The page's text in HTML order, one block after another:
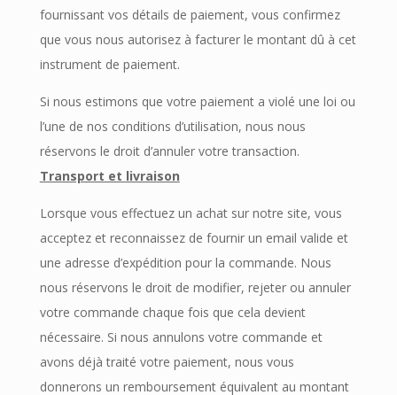
fournissant vos détails de paiement, vous confirmez
que vous nous autorisez à facturer le montant dû à cet
instrument de paiement.
Si nous estimons que votre paiement a violé une loi ou
l’une de nos conditions d’utilisation, nous nous
réservons le droit d’annuler votre transaction.
Transport et livraison
Lorsque vous effectuez un achat sur notre site, vous
acceptez et reconnaissez de fournir un email valide et
une adresse d’expédition pour la commande. Nous
nous réservons le droit de modifier, rejeter ou annuler
votre commande chaque fois que cela devient
nécessaire. Si nous annulons votre commande et
avons déjà traité votre paiement, nous vous
donnerons un remboursement équivalent au montant